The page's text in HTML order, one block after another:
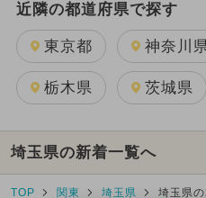
近隣の都道府県で探す
東京都 神奈川
栃木県 茨城県
埼玉県の新着一覧へ
TOP 関東 埼玉県 埼玉県